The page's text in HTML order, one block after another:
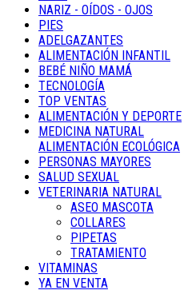
NARIZ - OÍDOS - OJOS
PIES
ADELGAZANTES
ALIMENTACIÓN INFANTIL
BEBÉ NIÑO MAMÁ
TECNOLOGÍA
TOP VENTAS
ALIMENTACIÓN Y DEPORTE
MEDICINA NATURAL
ALIMENTACIÓN ECOLÓGICA
PERSONAS MAYORES
SALUD SEXUAL
VETERINARIA NATURAL
ASEO MASCOTA
COLLARES
PIPETAS
TRATAMIENTO
VITAMINAS
YA EN VENTA